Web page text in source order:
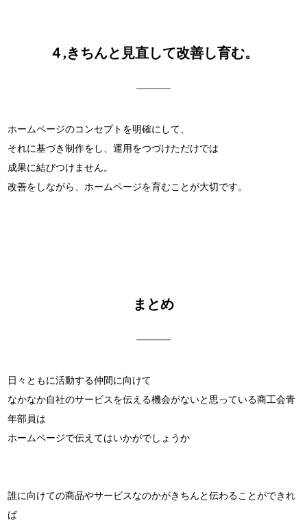
４,きちんと見直して改善し育む。
ホームページのコンセプトを明確にして、
それに基づき制作をし、運用をつづけただけでは
成果に結びつけません。
改善をしながら、ホームページを育むことが大切です。
まとめ
日々ともに活動する仲間に向けて
なかなか自社のサービスを伝える機会がないと思っている商工会青
年部員は
ホームページで伝えてはいかがでしょうか
誰に向けての商品やサービスなのかがきちんと伝わることができれ
ば